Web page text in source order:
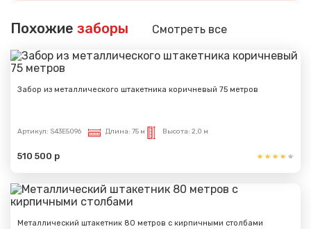
Похожие заборы Смотреть все
Забор из металлического штакетника коричневый 75 метров
Артикул: S43E5096 Длина: 75 м Высота: 2,0 м
510 500 р
Металлический штакетник 80 метров с кирпичными столбами